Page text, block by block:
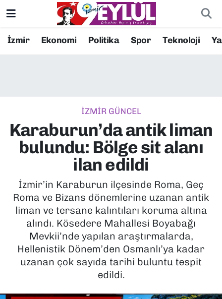
İzmir Ekonomi Politika Spor Teknoloji
İZMİR GÜNCEL
Karaburun’da antik liman
bulundu: Bölge sit alanı
ilan edildi
İzmir’in Karaburun ilçesinde Roma, Geç
Roma ve Bizans dönemlerine uzanan antik
liman ve tersane kalıntıları koruma altına
alındı. Kösedere Mahallesi Boyabağı
Mevkii’nde yapılan araştırmalarda,
Hellenistik Dönem’den Osmanlı’ya kadar
uzanan çok sayıda tarihi buluntu tespit
edildi.
Resmi İlanlar
EKONOMİ
KÜLTÜR SANAT
MAGAZİN
POLİTİKA
SAĞLIK
SPOR
Konak Nöbetçi Eczaneler
Süper Lig Puan Durumu ve Fikstür
Tüm Manşetler
Son Dakika Haberleri
Haber Arşivi